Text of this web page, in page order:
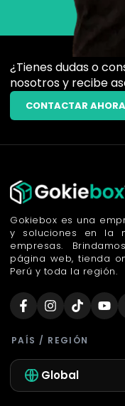
¿Tienes dudas o
nosotros y recibe
CONTACTAR AHORA
Gokiebox es una
y soluciones en la
empresas.
página web, tienda
Perú y toda la región.
PAÍS / REGIÓN
Global